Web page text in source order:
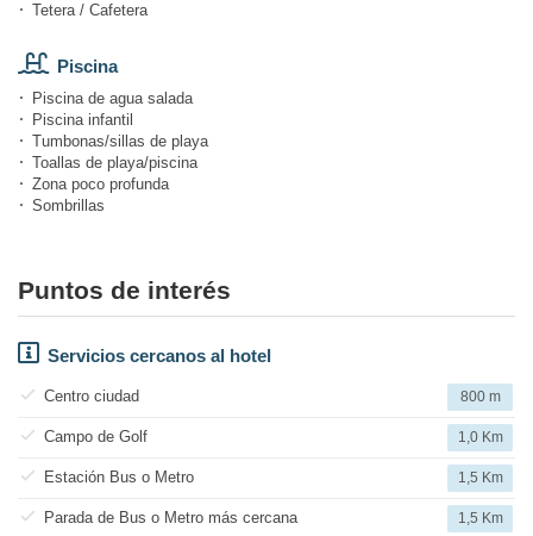
Tetera / Cafetera
Piscina
Piscina de agua salada
Piscina infantil
Tumbonas/sillas de playa
Toallas de playa/piscina
Zona poco profunda
Sombrillas
Puntos de interés
Servicios cercanos al hotel
Centro ciudad 800 m
Campo de Golf 1,0 Km
Estación Bus o Metro 1,5 Km
Parada de Bus o Metro más cercana 1,5 Km